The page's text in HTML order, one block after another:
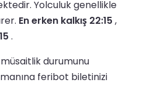
Yolculuk genellikle
En erken kalkış 22:15 ,
.
durumunu
feribot biletinizi